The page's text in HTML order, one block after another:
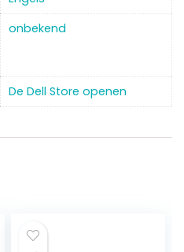
‎onbekend
De Dell Store openen